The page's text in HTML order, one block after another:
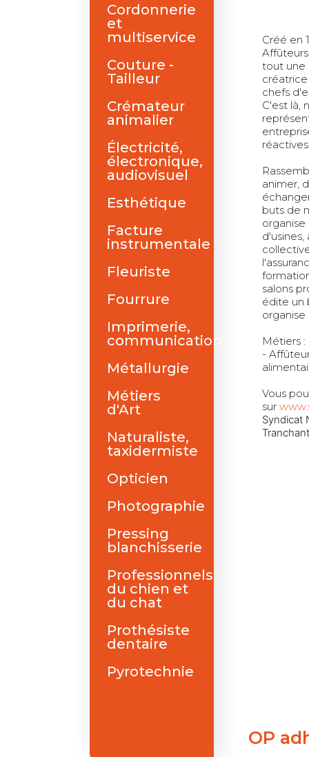
Cordonnerie
et
multiservice
Couture -
Tailleur
Crémateur
animalier
Électricité,
électronique,
audiovisuel
Esthétique
Facture
instrumentale
Fleuriste
Fourrure
Imprimerie,
communication
Métallurgie
Métiers
d'Art
Naturaliste,
taxidermiste
Opticien
Photographie
Pressing
blanchisserie
Professionnels
du chien et
du chat
Prothésiste
dentaire
Pyrotechnie
Créé en
tout une
chefs
C'est là,
animer,
buts de
organise
salons
édite un
organise
Métiers :
-
Vous
sur
Syndicat
OP